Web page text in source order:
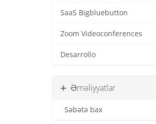
SaaS Bigbluebutton
Zoom Videoconferences
Desarrollo
Əməliyyatlar
Səbətə bax